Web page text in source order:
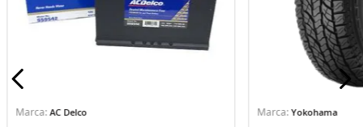
AC Delco Yokohama